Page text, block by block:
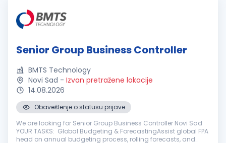
Senior Group Business Controller
BMTS Technology
Novi Sad - Izvan pretražene lokacije
14.08.2026
Obaveštenje o statusu prijave
We are looking for Senior Group Business Controller Novi Sad
YOUR TASKS: Global Budgeting & ForecastingAssist global FPA
head on annual budgeting process, rolling forecasts, and